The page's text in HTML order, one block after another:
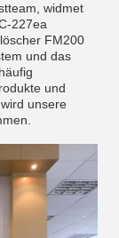
widmet
227ea
FM200
und das
und
unsere